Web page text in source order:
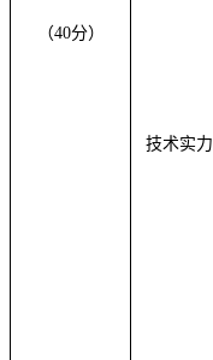
（40分）
技术实力